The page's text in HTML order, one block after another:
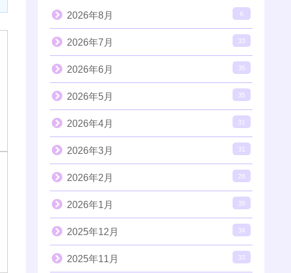
2026年8月 6
2026年7月 33
2026年6月 35
2026年5月 35
2026年4月 31
2026年3月 31
2026年2月 28
2026年1月 39
2025年12月 34
2025年11月 33